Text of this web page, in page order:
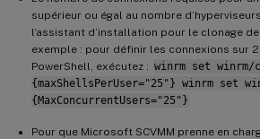
supérieur ou égal au nombre
l’assistant d’installation pour le clonage
exemple : pour définir les connexions sur
PowerShell, exécutez : winrm set winrm/
{maxShellsPerUser="25"} winrm set
{MaxConcurrentUsers="25"}
Pour que Microsoft SCVMM prenne en